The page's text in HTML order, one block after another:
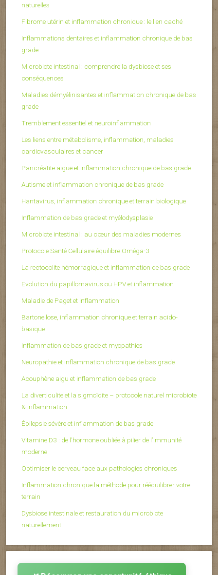
naturelles
Fibrome utérin et inflammation chronique : le lien caché
Inflammations dentaires et inflammation chronique de bas
grade
Microbiote intestinal : comprendre la dysbiose et ses
conséquences
Maladies démyélinisantes et inflammation chronique de bas
grade
Tremblement essentiel et neuroinflammation
Les liens entre métabolisme, inflammation, maladies
cardiovasculaires et cancer
Pancréatite aiguë et inflammation chronique de bas grade
Autisme et inflammation chronique de bas grade
Hantavirus, inflammation chronique et terrain biologique
Inflammation de bas grade et myélodysplasie
Microbiote intestinal : au cœur des maladies modernes
Protocole Santé Cellulaire équilibre Oméga-3
La rectocolite hémorragique et inflammation de bas grade
Evolution du papillomavirus ou HPV et inflammation
Maladie de Paget et inflammation
Bartonellose, inflammation chronique et terrain acido-
basique
Inflammation de bas grade et myopathies
Neuropathie et inflammation chronique de bas grade
Acouphène aigu et inflammation de bas grade
La diverticulite et la sigmoïdite – protocole naturel microbiote
& inflammation
Épilepsie sévère et inflammation de bas grade
Vitamine D3 : de l’hormone oubliée à pilier de l’immunité
moderne
Optimiser le cerveau face aux pathologies chroniques
Inflammation chronique la méthode pour rééquilibrer votre
terrain
Dysbiose intestinale et restauration du microbiote
naturellement